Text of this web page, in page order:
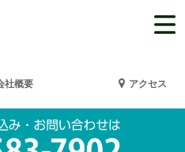
社概要 アクセス